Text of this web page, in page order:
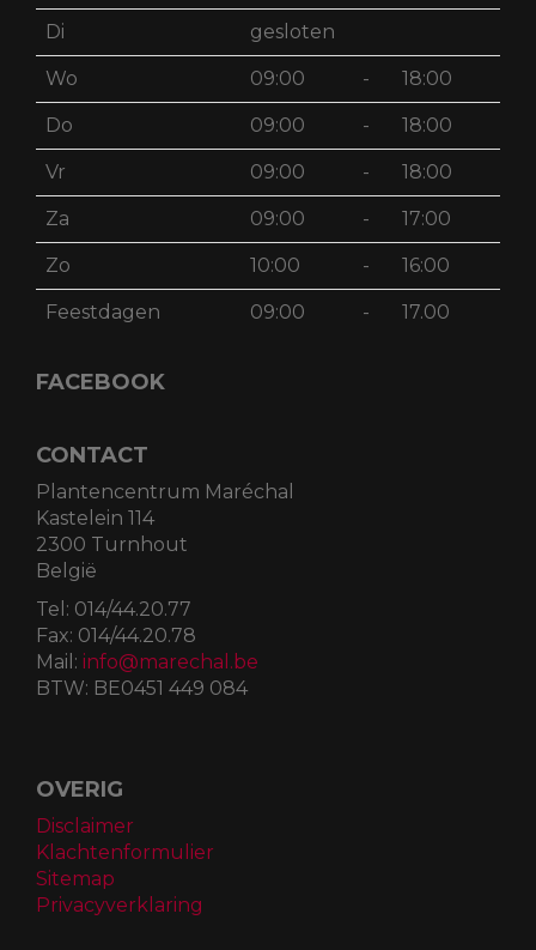
Di gesloten
Wo 09:00 - 18:00
Do 09:00 - 18:00
Vr 09:00 - 18:00
Za 09:00 - 17:00
Zo 10:00 - 16:00
Feestdagen 09:00 - 17.00
FACEBOOK
CONTACT
Plantencentrum Maréchal
Kastelein 114
2300 Turnhout
België
Tel: 014/44.20.77
Fax: 014/44.20.78
Mail: info@marechal.be
BTW: BE0451 449 084
OVERIG
Disclaimer
Klachtenformulier
Sitemap
Privacyverklaring